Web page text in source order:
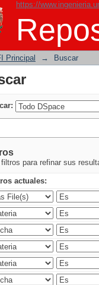
https://
Principal → Buscar
filtros para refinar sus
actuales: